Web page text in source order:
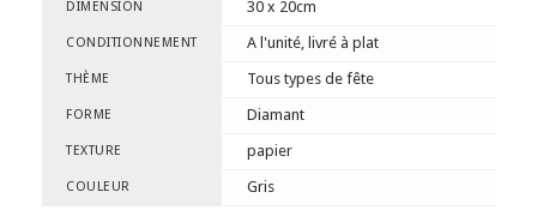
DIMENSION 30 x 20cm
CONDITIONNEMENT A l'unité, livré à plat
THÈME Tous types de fête
FORME Diamant
TEXTURE papier
COULEUR Gris